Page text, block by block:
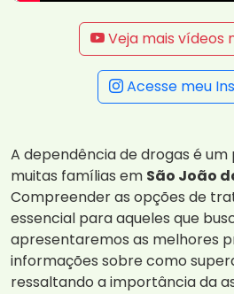
Veja mais vídeos
Acesse meu
A dependência de drogas é
muitas famílias em São João
Compreender as opções de
essencial para aqueles que
apresentaremos as melhores
informações sobre como
ressaltando a importância da